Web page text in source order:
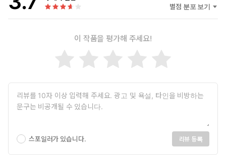
별점 분포 보기
이 작품을 평가해 주세요!
스포일러가 있습니다. 리뷰 등록